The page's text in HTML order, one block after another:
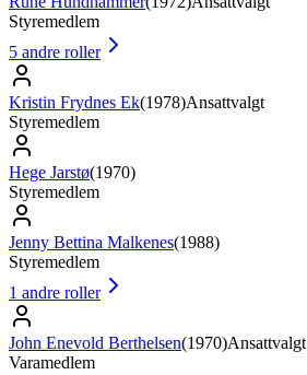
Styremedlem
5 andre roller
Kristin Frydnes Ek(1978)Ansattvalgt
Styremedlem
Hege Jarstø(1970)
Styremedlem
Jenny Bettina Malkenes(1988)
Styremedlem
1 andre roller
John Enevold Berthelsen(1970)Ansattvalgt
Varamedlem